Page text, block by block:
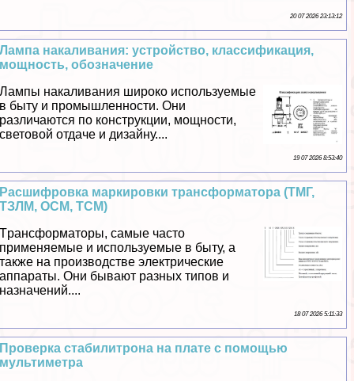
20 07 2026 23:13:12
Лампа накаливания: устройство, классификация,
мощность, обозначение
Лампы накаливания широко используемые
в быту и промышленности. Они
различаются по конструкции, мощности,
световой отдаче и дизайну....
19 07 2026 8:53:40
Расшифровка маркировки трaнcформатора (ТМГ,
ТЗЛМ, ОСМ, ТСМ)
Tрaнcформаторы, самые часто
применяемые и используемые в быту, а
также на производстве электрические
аппараты. Они бывают разных типов и
назначений....
18 07 2026 5:11:33
Проверка стабилитрона на плате с помощью
мультиметра